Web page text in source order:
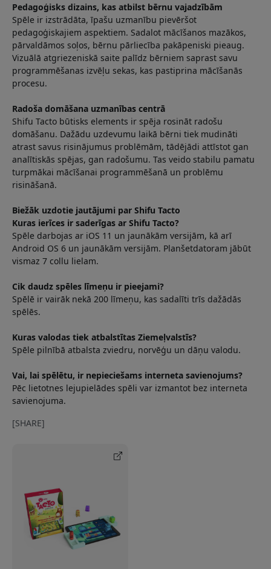
Pedagoģisks dizains, kas atbilst bērnu vajadzībām
Spēle ir izstrādāta, īpašu uzmanību pievēršot
pedagoģiskajiem aspektiem. Sadalot mācīšanos mazākos,
pārvaldāmos soļos, bērnu pārliecība pakāpeniski pieaug.
Vizuālā atgriezeniskā saite palīdz bērniem saprast savu
programmēšanas izvēļu sekas, kas pastiprina mācīšanās
procesu.
Radoša domāšana uzmanības centrā
Shifu Tacto būtisks elements ir spēja rosināt radošu
domāšanu. Dažādu uzdevumu laikā bērni tiek mudināti
atrast savus risinājumus problēmām, tādējādi attīstot gan
analītiskās spējas, gan radošumu. Tas veido stabilu pamatu
turpmākai mācīšanai programmēšanā un problēmu
risināšanā.
Biežāk uzdotie jautājumi par Shifu Tacto
Kuras ierīces ir saderīgas ar Shifu Tacto?
Spēle darbojas ar iOS 11 un jaunākām versijām, kā arī
Android OS 6 un jaunākām versijām. Planšetdatoram jābūt
vismaz 7 collu lielam.
Cik daudz spēles līmeņu ir pieejami?
Spēlē ir vairāk nekā 200 līmeņu, kas sadalīti trīs dažādās
spēlēs.
Kuras valodas tiek atbalstītas Ziemeļvalstīs?
Spēle pilnībā atbalsta zviedru, norvēģu un dāņu valodu.
Vai, lai spēlētu, ir nepieciešams interneta savienojums?
Pēc lietotnes lejupielādes spēli var izmantot bez interneta
savienojuma.
[SHARE]